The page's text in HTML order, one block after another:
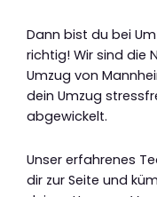
Dann bist du bei
richtig! Wir sind die
Umzug von
dein Umzug
abgewickelt.
Unser erfahrenes
dir zur Seite und